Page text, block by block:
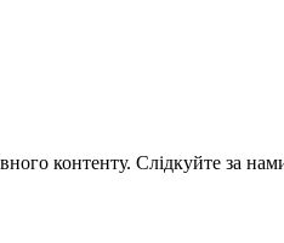
контенту. Слідкуйте за